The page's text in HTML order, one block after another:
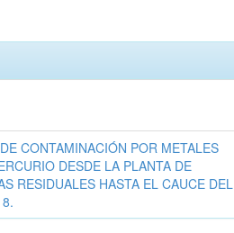
CONTAMINACIÓN POR METALES
DESDE LA PLANTA DE
RESIDUALES HASTA EL CAUCE DEL